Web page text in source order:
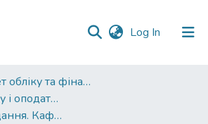
Log In (current)
Факультет обліку та фінансів
Кафедра обліку і оподаткування
Друковані видання. Кафедра обліку і оподаткування